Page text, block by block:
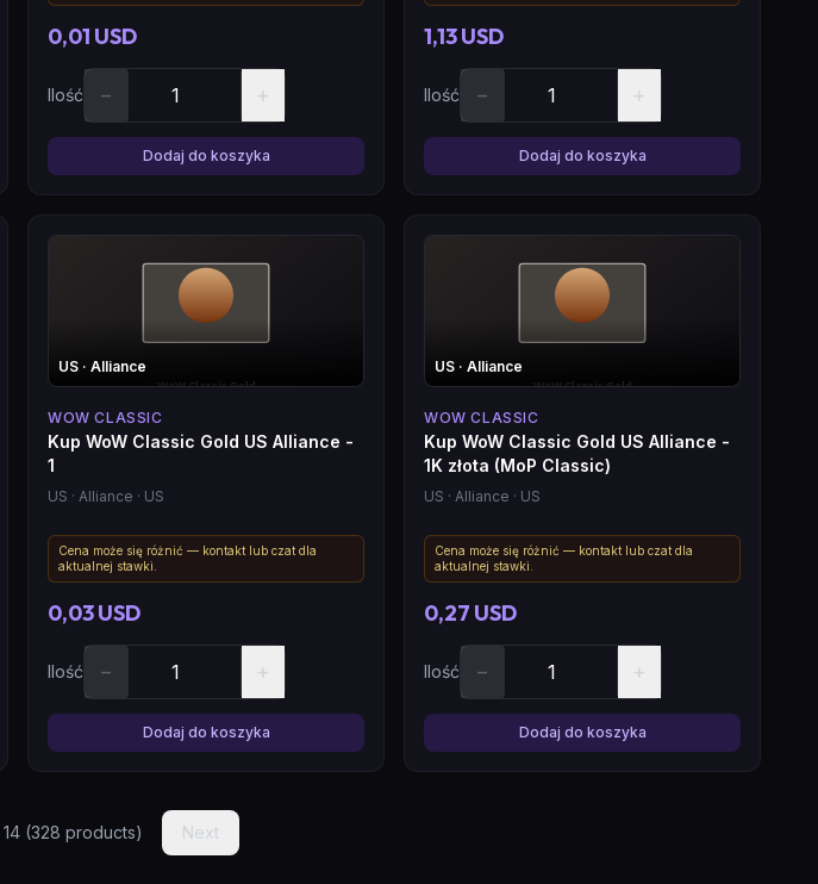
0,01 USD
Ilość − +
Dodaj do koszyka
1,13 USD
Ilość − +
Dodaj do koszyka
US · Alliance
WOW CLASSIC
Kup WoW Classic Gold US Alliance -
1
US · Alliance · US
Cena może się różnić — kontakt lub czat dla
aktualnej stawki.
0,03 USD
Ilość − +
Dodaj do koszyka
US · Alliance
WOW CLASSIC
Kup WoW Classic Gold US Alliance -
1K złota (MoP Classic)
US · Alliance · US
Cena może się różnić — kontakt lub czat dla
aktualnej stawki.
0,27 USD
Ilość − +
Dodaj do koszyka
14 (328 products) Next